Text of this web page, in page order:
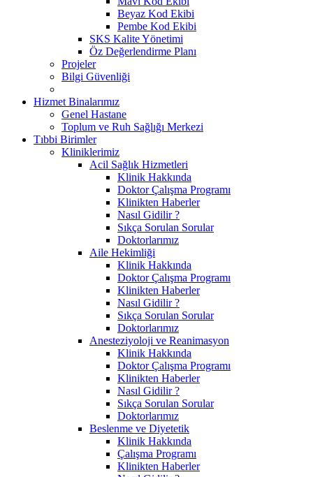
Beyaz Kod Ekibi
Pembe Kod Ekibi
SKS Kalite Yönetimi
Öz Değerlendirme Planı
Projeler
Bilgi Güvenliği
Hizmet Binalarımız
Genel Hastane
Toplum ve Ruh Sağlığı Merkezi
Tıbbi Birimler
Kliniklerimiz
Acil Sağlık Hizmetleri
Klinik Hakkında
Doktor Çalışma Programı
Klinikten Haberler
Nasıl Gidilir ?
Sıkça Sorulan Sorular
Doktorlarımız
Aile Hekimliği
Klinik Hakkında
Doktor Çalışma Programı
Klinikten Haberler
Nasıl Gidilir ?
Sıkça Sorulan Sorular
Doktorlarımız
Anesteziyoloji ve Reanimasyon
Klinik Hakkında
Doktor Çalışma Programı
Klinikten Haberler
Nasıl Gidilir ?
Sıkça Sorulan Sorular
Doktorlarımız
Beslenme ve Diyetetik
Klinik Hakkında
Çalışma Programı
Klinikten Haberler